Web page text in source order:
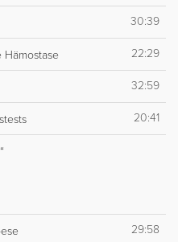
30:39
22:29
32:59
20:41
29:58